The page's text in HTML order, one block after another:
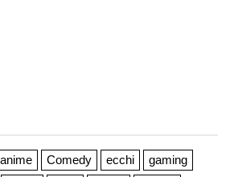
anime Comedy ecchi
gaming